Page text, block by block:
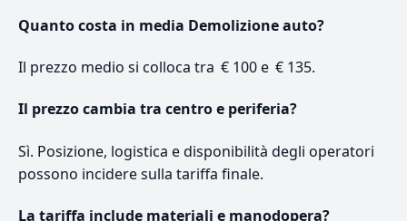
Quanto costa in media Demolizione auto?
Il prezzo medio si colloca tra € 100 e € 135.
Il prezzo cambia tra centro e periferia?
Sì. Posizione, logistica e disponibilità degli operatori
possono incidere sulla tariffa finale.
La tariffa include materiali e manodopera?